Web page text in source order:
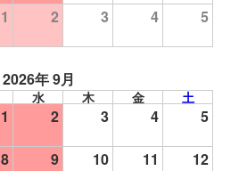
1 2 3 4 5
2026年 9月
水 木 金 土
1 2 3 4 5
8 9 10 11 12